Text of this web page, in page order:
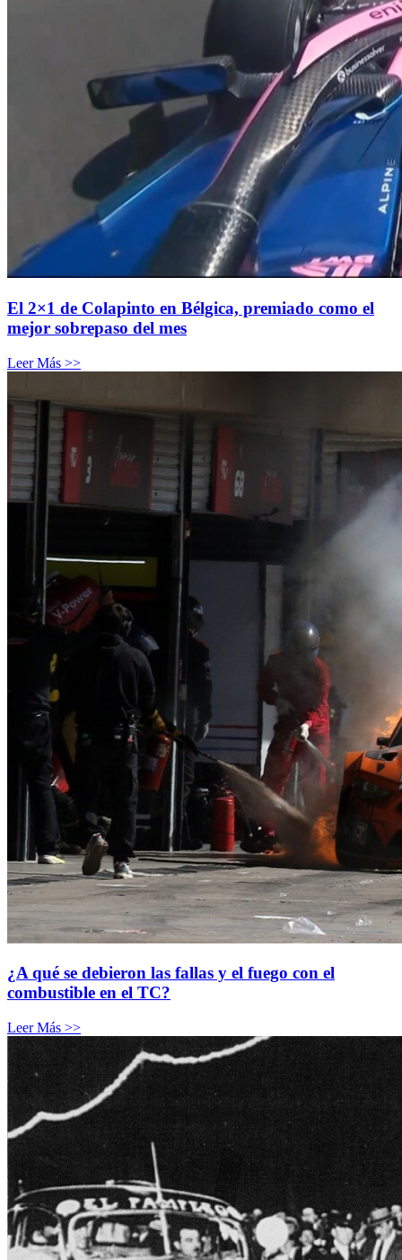
El 2×1 de Colapinto en Bélgica, premiado como el
mejor sobrepaso del mes
Leer Más >>
¿A qué se debieron las fallas y el fuego con el
combustible en el TC?
Leer Más >>